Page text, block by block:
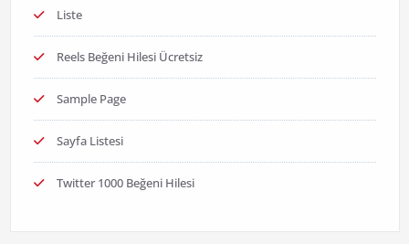
Liste
Reels Beğeni Hilesi Ücretsiz
Sample Page
Sayfa Listesi
Twitter 1000 Beğeni Hilesi